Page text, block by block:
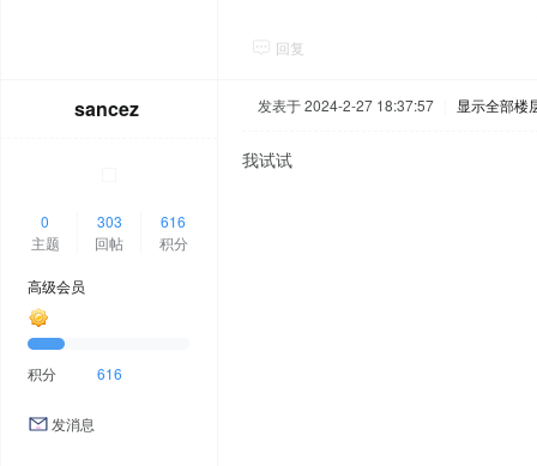
回复
sancez
0
主题
303
回帖
616
积分
高级会员
积分 616
发消息
发表于 2024-2-27 18:37:57 显示全部楼
我试试